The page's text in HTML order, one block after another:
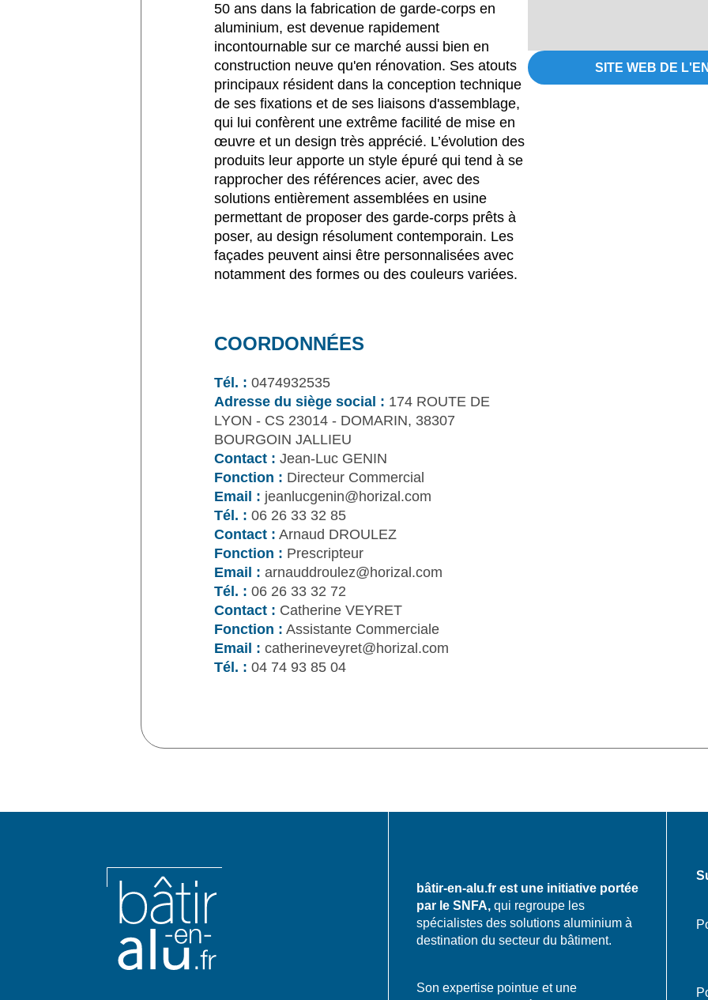
50 ans dans la fabrication de garde-corps en
aluminium, est devenue rapidement
incontournable sur ce marché aussi bien en
construction neuve qu'en rénovation. Ses atouts
principaux résident dans la conception technique
de ses fixations et de ses liaisons d'assemblage,
qui lui confèrent une extrême facilité de mise en
œuvre et un design très apprécié. L’évolution des
produits leur apporte un style épuré qui tend à se
rapprocher des références acier, avec des
solutions entièrement assemblées en usine
permettant de proposer des garde-corps prêts à
poser, au design résolument contemporain. Les
façades peuvent ainsi être personnalisées avec
notamment des formes ou des couleurs variées.
COORDONNÉES
Tél. : 0474932535
Adresse du siège social : 174 ROUTE DE
LYON - CS 23014 - DOMARIN, 38307
BOURGOIN JALLIEU
Contact : Jean-Luc GENIN
Fonction : Directeur Commercial
Email : jeanlucgenin@horizal.com
Tél. : 06 26 33 32 85
Contact : Arnaud DROULEZ
Fonction : Prescripteur
Email : arnauddroulez@horizal.com
Tél. : 06 26 33 32 72
Contact : Catherine VEYRET
Fonction : Assistante Commerciale
Email : catherineveyret@horizal.com
Tél. : 04 74 93 85 04
SITE WEB DE
bâtir-en-alu.fr est une initiative portée
par le SNFA,qui regroupe les
spécialistes des solutions aluminium à
destination du secteur du bâtiment.
Son expertise pointue et une